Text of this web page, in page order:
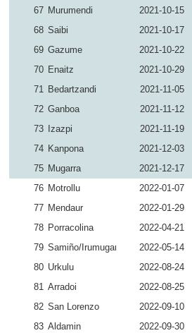
67 Murumendi 2021-10-15
68 Saibi 2021-10-17
69 Gazume 2021-10-22
70 Enaitz 2021-10-29
71 Bedartzandi 2021-11-05
72 Ganboa 2021-11-12
73
Izazpi 2021-11-19
74 Kanpona 2021-12-03
75 Mugarra 2021-12-17
76 Motrollu 2022-01-07
77 Mendaur 2022-01-29
78 Porracolina 2022-04-21
79 Samiño/Irumugarrieta 2022-05-14
80 Urkulu 2022-08-24
81 Arradoi 2022-08-25
82 San Lorenzo 2022-09-10
83 Aldamin 2022-09-30